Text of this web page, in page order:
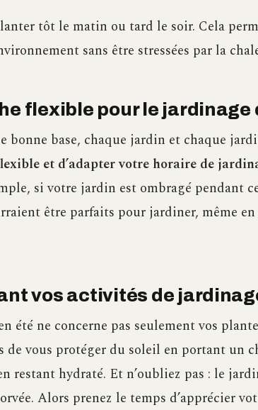
tôt le matin ou tard le soir. Cela
sans être stressées par la
flexible pour le jardinage
bonne base, chaque jardin et chaque
et d’adapter votre horaire de
si votre jardin est ombragé pendant
être parfaits pour jardiner, même
vos activités de
été ne concerne pas seulement vos
de vous protéger du soleil en portant un
restant hydraté. Et n’oubliez pas : le
Alors prenez le temps d’apprécier